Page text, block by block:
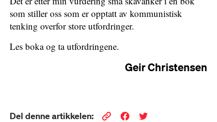
som stiller oss som er opptatt av kommunistisk
tenking overfor store utfordringer.
Les boka og ta utfordringene.
Geir Christensen
Del denne artikkelen: